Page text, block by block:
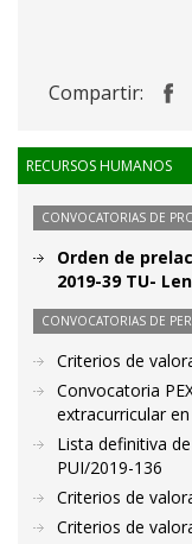
Compartir:
RECURSOS HUMANOS
CONVOCATORIAS DE
Orden de
2019-39 TU-
CONVOCATORIAS DE
Criterios de
Convocatoria
extracurricular
Lista definitiva
PUI/2019-136
Criterios de
Criterios de